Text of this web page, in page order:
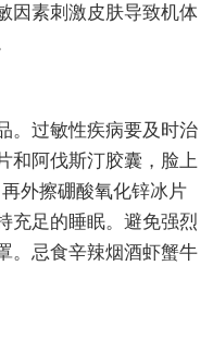
因素刺激皮肤导致机体
。过敏性疾病要及时治
和阿伐斯汀胶囊，脸上
外擦硼酸氧化锌冰片
充足的睡眠。避免强烈
。忌食辛辣烟酒虾蟹牛